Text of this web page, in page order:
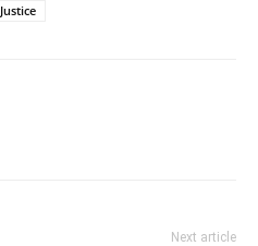
Justice
Next article